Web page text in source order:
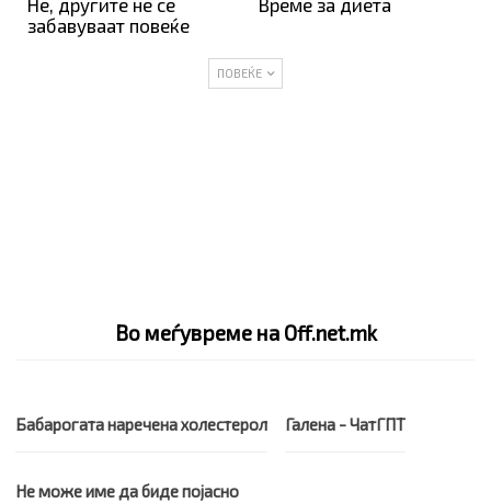
забавуваат повеќе
ПОВЕЌЕ
Во меѓувреме на Off.net.mk
Бабарогата наречена холестерол Галена - ЧатГПТ
Не може име да биде појасно